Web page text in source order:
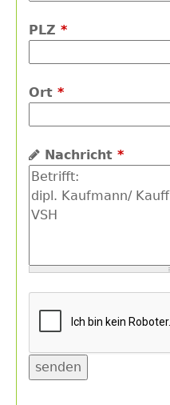
PLZ *
Ort *
Nachricht *